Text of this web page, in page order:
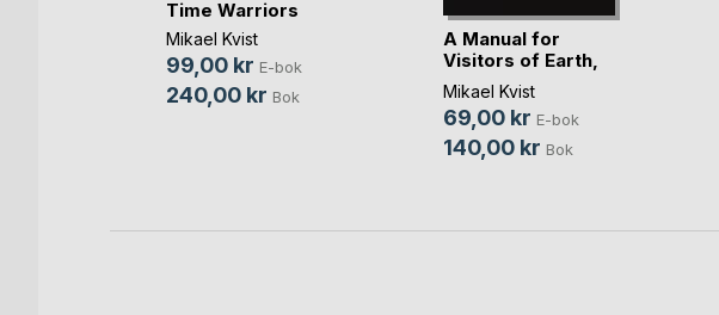
Time Warriors
Mikael Kvist
99,00 kr E-bok
240,00 kr Bok
A Manual for
Visitors of Earth,
Part 2
Mikael Kvist
69,00 kr E-bok
140,00 kr Bok